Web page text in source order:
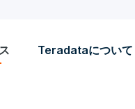
Teradataについて